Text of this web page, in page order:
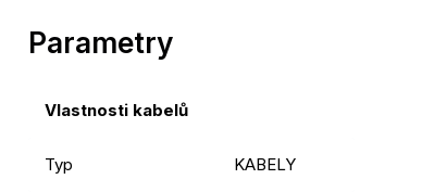
Parametry
Vlastnosti kabelů
Typ KABELY